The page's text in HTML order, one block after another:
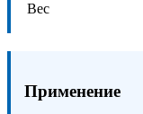
Вес
Применение